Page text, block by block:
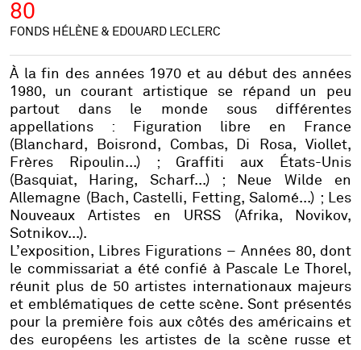
80
FONDS HÉLÈNE & EDOUARD LECLERC
À la fin des années 1970 et au début des années
1980, un courant artistique se répand un peu
partout dans le monde sous différentes
appellations :
Figuration libre en France
(Blanchard, Boisrond, Combas, Di Rosa, Viollet,
Frères Ripoulin...) ; Graffiti aux États-Unis
(Basquiat, Haring, Scharf...) ;
Neue Wilde en
Allemagne (Bach, Castelli, Fetting, Salomé...) ; Les
Nouveaux Artistes en URSS (Afrika, Novikov,
Sotnikov...).
L’exposition, Libres Figurations – Années 80, dont
le commissariat a été confié à Pascale Le Thorel,
réunit plus de 50 artistes internationaux majeurs
et emblématiques de cette scène. Sont présentés
pour la première fois aux côtés des américains et
des européens les artistes de la scène russe et